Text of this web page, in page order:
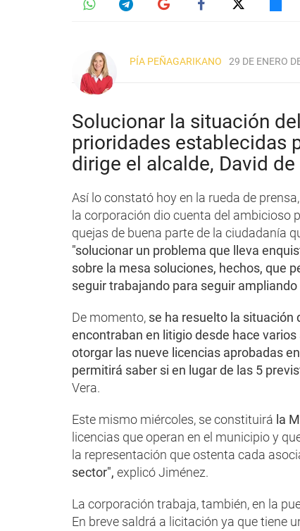
PÍA PEÑAGARIKANO 29 DE ENERO
Solucionar la situación
prioridades establecidas
dirige el alcalde, David de
Así lo constató hoy en la rueda de
la corporación dio cuenta del ambicioso
quejas de buena parte de la ciudadanía
"solucionar un problema que lleva
sobre la mesa soluciones, hechos, que
seguir trabajando para seguir
De momento, se ha resuelto la situación
encontraban en litigio desde hace
otorgar las nueve licencias aprobadas
permitirá saber si en lugar de las 5
Vera.
Este mismo miércoles, se constituirá la
licencias que operan en el municipio y
la representación que ostenta cada
sector", explicó Jiménez.
La corporación trabaja, también, en la
En breve saldrá a licitación ya que tiene